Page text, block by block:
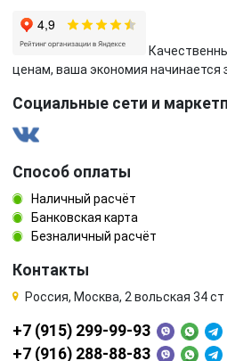
ценам, ваша экономия начинается
Социальные сети и
Способ оплаты
Наличный расчёт
Банковская карта
Безналичный расчёт
Контакты
Россия, Москва, 2 вольская 34 ст
+7 (915) 299-99-93
+7 (916) 288-88-83